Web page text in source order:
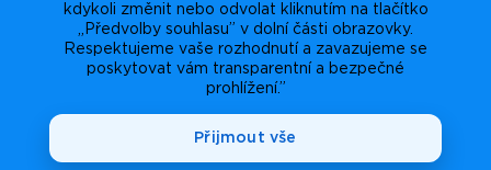
kdykoli změnit nebo odvolat kliknutím na tlačítko
„Předvolby souhlasu” v dolní části obrazovky.
Respektujeme vaše rozhodnutí a zavazujeme se
poskytovat vám transparentní a bezpečné
prohlížení.”
Přijmout vše